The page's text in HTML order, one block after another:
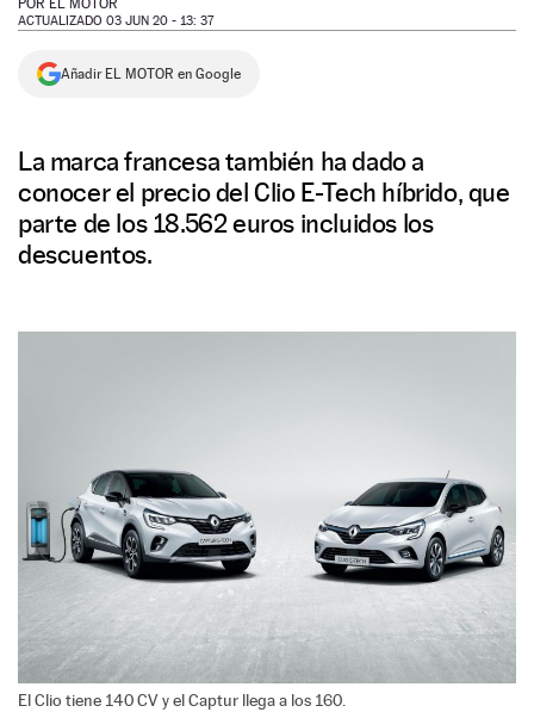
NEWSLETTER
POR EL MOTOR
ACTUALIZADO 03 JUN 20 - 13: 37
Añadir EL MOTOR en Google
La marca francesa también ha dado a
conocer el precio del Clio E-Tech híbrido, que
parte de los 18.562 euros incluidos los
descuentos.
El Clio tiene 140 CV y el Captur llega a los 160.